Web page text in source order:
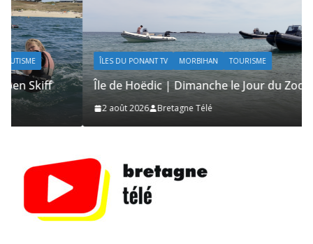
ÎLES DU PONANT TV MORBIHAN TOURISME
Île de Hoëdic | Dimanche le Jour du Zodiac
2 août 2026 Bretagne Télé